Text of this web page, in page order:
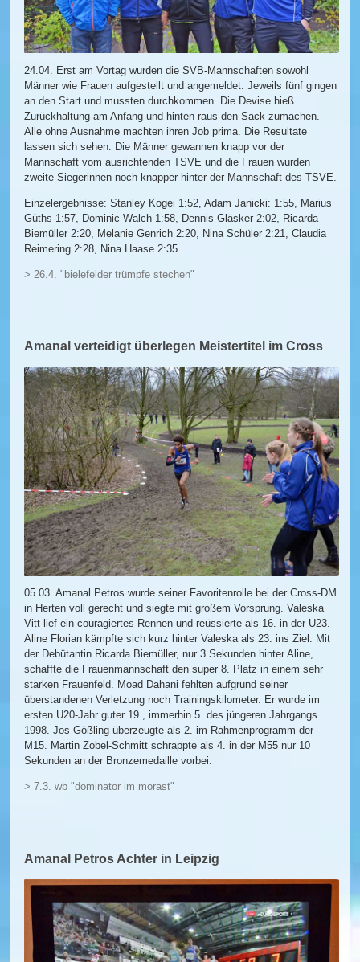
24.04. Erst am Vortag wurden die SVB-Mannschaften sowohl
Männer wie Frauen aufgestellt und angemeldet. Jeweils fünf gingen
an den Start und mussten durchkommen. Die Devise hieß
Zurückhaltung am Anfang und hinten raus den Sack zumachen.
Alle ohne Ausnahme machten ihren Job prima. Die Resultate
lassen sich sehen. Die Männer gewannen knapp vor der
Mannschaft vom ausrichtenden TSVE und die Frauen wurden
zweite Siegerinnen noch knapper hinter der Mannschaft des TSVE.
Einzelergebnisse: Stanley Kogei 1:52, Adam Janicki: 1:55, Marius
Güths 1:57, Dominic Walch 1:58, Dennis Gläsker 2:02, Ricarda
Biemüller 2:20, Melanie Genrich 2:20, Nina Schüler 2:21, Claudia
Reimering 2:28, Nina Haase 2:35.
> 26.4. "bielefelder trümpfe stechen"
Amanal verteidigt überlegen Meistertitel im Cross
05.03. Amanal Petros wurde seiner Favoritenrolle bei der Cross-DM
in Herten voll gerecht und siegte mit großem Vorsprung. Valeska
Vitt lief ein couragiertes Rennen und reüssierte als 16. in der U23.
Aline Florian kämpfte sich kurz hinter Valeska als 23. ins Ziel. Mit
der Debütantin Ricarda Biemüller, nur 3 Sekunden hinter Aline,
schaffte die Frauenmannschaft den super 8. Platz in einem sehr
starken Frauenfeld. Moad Dahani fehlten aufgrund seiner
überstandenen Verletzung noch Trainingskilometer. Er wurde im
ersten U20-Jahr guter 19., immerhin 5. des jüngeren Jahrgangs
1998. Jos Gößling überzeugte als 2. im Rahmenprogramm der
M15. Martin Zobel-Schmitt schrappte als 4. in der M55 nur 10
Sekunden an der Bronzemedaille vorbei.
> 7.3. wb "dominator im morast"
Amanal Petros Achter in Leipzig